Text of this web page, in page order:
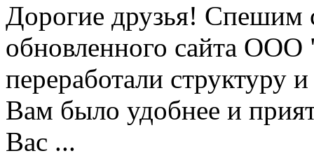
Дорогие друзья! Спешим
обновленного сайта
переработали структуру
Вам было удобнее и
Вас ...